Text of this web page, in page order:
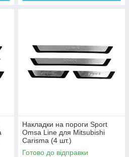
Накладки на пороги Sport
Omsa Line для Mitsubishi
Carisma (4 шт.)
Готово до відправки